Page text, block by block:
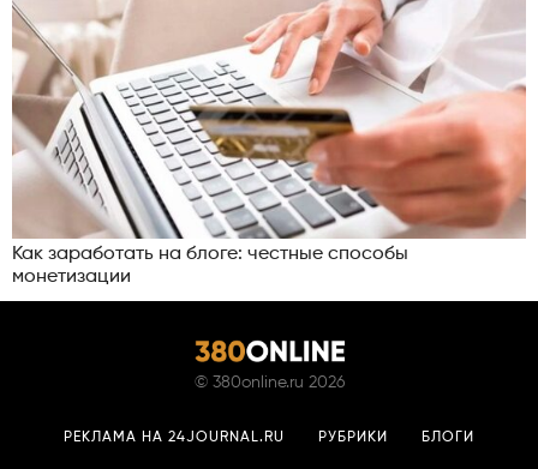
Как заработать на блоге: честные способы
монетизации
© 380online.ru 2026
РЕКЛАМА НА 24JOURNAL.RU РУБРИКИ БЛОГИ